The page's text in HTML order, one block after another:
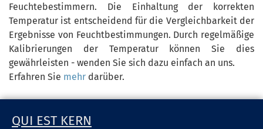
Feuchtebestimmern. Die Einhaltung der korrekten
Temperatur ist entscheidend für die Vergleichbarkeit der
Ergebnisse von Feuchtbestimmungen. Durch regelmäßige
Kalibrierungen der Temperatur können Sie dies
gewährleisten - wenden Sie sich dazu einfach an uns.
Erfahren Sie mehr darüber.
QUI EST KERN